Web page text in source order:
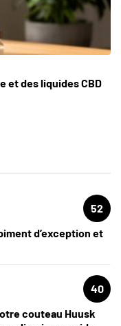
et des liquides CBD
52
d’exception et
40
couteau Huusk